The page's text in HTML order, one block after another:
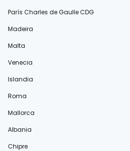
París Charles de Gaulle CDG
Madeira
Malta
Venecia
Islandia
Roma
Mallorca
Albania
Chipre